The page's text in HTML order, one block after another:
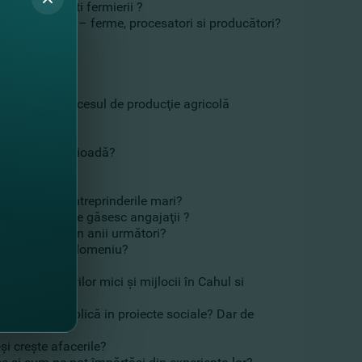
sunt susţinuti fermierii ?
agricultură – ferme, procesatori si producători?
2024?
în procesul de producţie agricolă
această perioadă?
dar întreprinderile mari?
sau nu se găsesc angajaţii ?
dar şi în anii următori?
î acest domeniu?
întreprinderilor mici şi mijlocii în Cahul si
Se implică in proiecte sociale? Dar de
creşte afacerile?